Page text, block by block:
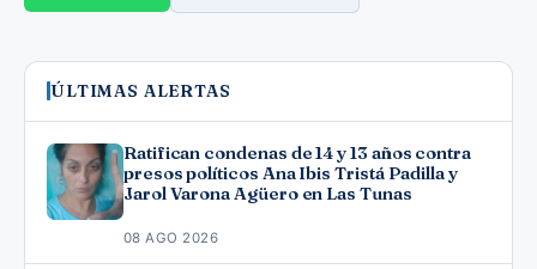
ÚLTIMAS ALERTAS
Ratifican condenas de 14 y 13 años contra
presos políticos Ana Ibis Tristá Padilla y
Jarol Varona Agüero en Las Tunas
08 AGO 2026